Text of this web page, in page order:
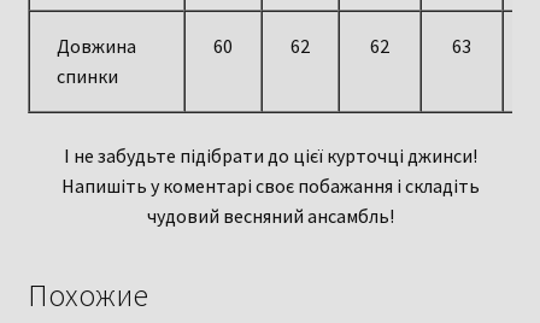
Довжина
спинки
60 62 62 63
І не забудьте підібрати до цієї курточці джинси!
Напишіть у коментарі своє побажання і складіть
чудовий весняний ансамбль!
Похожие